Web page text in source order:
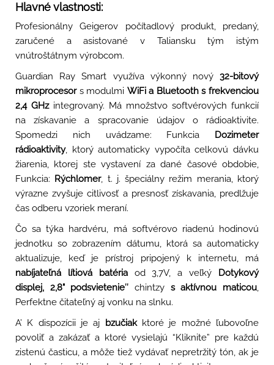
Hlavné vlastnosti:
Profesionálny Geigerov počítadlový produkt, predaný,
zaručené a asistované v Taliansku tým istým
vnútroštátnym výrobcom.
Guardian Ray Smart využíva výkonný nový 32-bitový
mikroprocesors modulmi WiFi a Bluetooth s frekvenciou
2,4 GHzintegrovaný. Má množstvo softvérových funkcií
na získavanie a spracovanie údajov o rádioaktivite.
Spomedzi nich uvádzame: Funkcia
Dozimeter
rádioaktivity, ktorý automaticky vypočíta celkovú dávku
žiarenia, ktorej ste vystavení za dané časové obdobie,
Funkcia:
Rýchlomer, t. j. špeciálny režim merania, ktorý
výrazne zvyšuje citlivosť a presnosť získavania, predlžuje
čas odberu vzoriek meraní.
Čo sa týka hardvéru, má softvérovo riadenú hodinovú
jednotku so zobrazením dátumu, ktorá sa automaticky
aktualizuje, keď je prístroj pripojený k internetu, má
nabíjateľná lítiová batériaod 3,7V, a veľký
Dotykový
displej, 2,8" podsvietenie″ chintzy s aktívnou maticou,
Perfektne čitateľný aj vonku na slnku.
A’ K dispozícii je aj
bzučiakktoré je možné ľubovoľne
povoliť a zakázať a ktoré vysielajú “Kliknite” pre každú
zistenú časticu, a môže tiež vydávať nepretržitý tón, ak je